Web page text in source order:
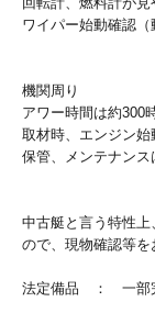
ワイパー始動確認（
機関周り
アワー時間は約300
取材時、エンジン始
保管、メンテナンス
中古艇と言う特性
ので、現物確認等を
法定備品 ： 一部